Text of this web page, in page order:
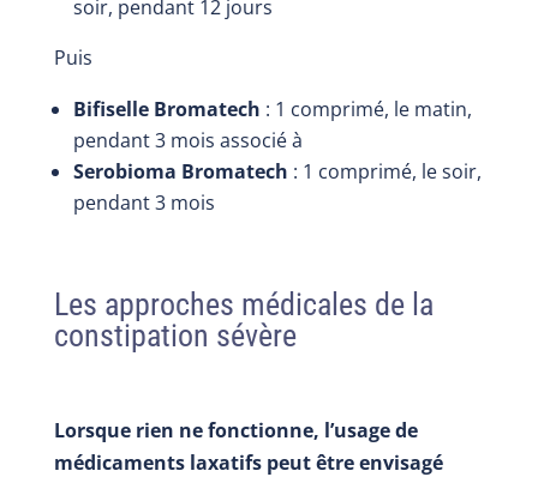
soir, pendant 12 jours
Puis
Bifiselle Bromatech : 1 comprimé, le matin,
pendant 3 mois associé à
Serobioma Bromatech : 1 comprimé, le soir,
pendant 3 mois
Les approches médicales de la
constipation sévère
Lorsque rien ne fonctionne, l’usage de
médicaments laxatifs peut être envisagé